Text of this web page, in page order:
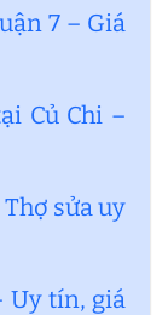
7 – Giá
Củ Chi –
sửa uy
Uy tín, giá